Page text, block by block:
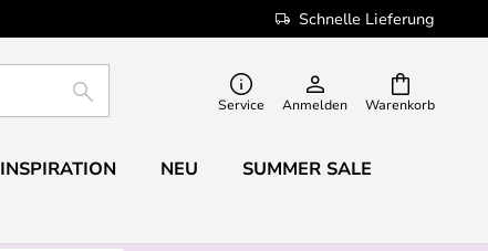
Schnelle Lieferung
Warenkorb
SUCHE Service Anmelden
INSPIRATION NEU SUMMER SALE